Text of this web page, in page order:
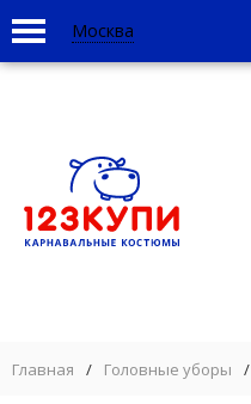
Москва
Главная / Головные уборы /